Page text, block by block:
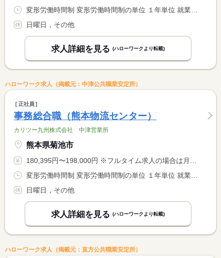
日曜日，その他
求人詳細を見る (ハローワークより転載)
ハローワーク求人（掲載元：中津公共職業安定所）
正社員
事務総合職（熊本物流センター）
カリツー九州株式会社 中津営業所
熊本県菊池市
180,395円〜198,000円 ※フルタイム求人の場合は月額（換算額）、パート求人の場合は時間額を表示しています。
日曜日，その他
求人詳細を見る (ハローワークより転載)
ハローワーク求人（掲載元：直方公共職業安定所）